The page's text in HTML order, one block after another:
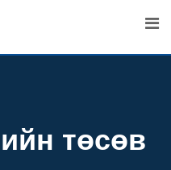
төсөв